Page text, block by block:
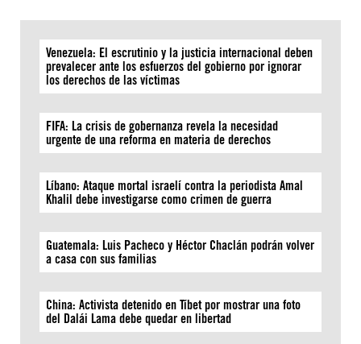
Venezuela: El escrutinio y la justicia internacional deben
prevalecer ante los esfuerzos del gobierno por ignorar
los derechos de las víctimas
FIFA: La crisis de gobernanza revela la necesidad
urgente de una reforma en materia de derechos
Líbano: Ataque mortal israelí contra la periodista Amal
Khalil debe investigarse como crimen de guerra
Guatemala: Luis Pacheco y Héctor Chaclán podrán volver
a casa con sus familias
China: Activista detenido en Tíbet por mostrar una foto
del Dalái Lama debe quedar en libertad